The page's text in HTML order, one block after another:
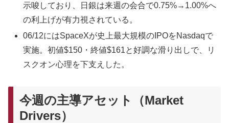
示唆しており、日銀は来週の会合で0.75%→1.00%へ
の利上げが有力視されている。
06/12にはSpaceXが史上最大規模のIPOをNasdaqで
実施。初値$150・終値$161と好調な滑り出しで、リ
スクオン心理を下支えした。
今週の主導アセット（Market
Drivers）